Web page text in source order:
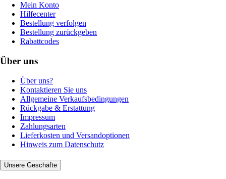
Mein Konto
Hilfecenter
Bestellung verfolgen
Bestellung zurückgeben
Rabattcodes
Über uns
Über uns?
Kontaktieren Sie uns
Allgemeine Verkaufsbedingungen
Rückgabe & Erstattung
Impressum
Zahlungsarten
Lieferkosten und Versandoptionen
Hinweis zum Datenschutz
Unsere Geschäfte